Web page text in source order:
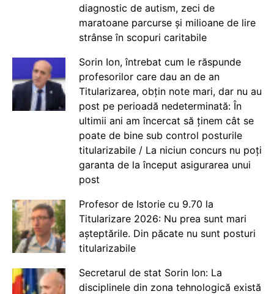
diagnostic de autism, zeci de
maratoane parcurse și milioane de lire
strânse în scopuri caritabile
Sorin Ion, întrebat cum le răspunde
profesorilor care dau an de an
Titularizarea, obțin note mari, dar nu au
post pe perioadă nedeterminată: În
ultimii ani am încercat să ținem cât se
poate de bine sub control posturile
titularizabile / La niciun concurs nu poți
garanta de la început asigurarea unui
post
Profesor de Istorie cu 9.70 la
Titularizare 2026: Nu prea sunt mari
așteptările. Din păcate nu sunt posturi
titularizabile
Secretarul de stat Sorin Ion: La
disciplinele din zona tehnologică există